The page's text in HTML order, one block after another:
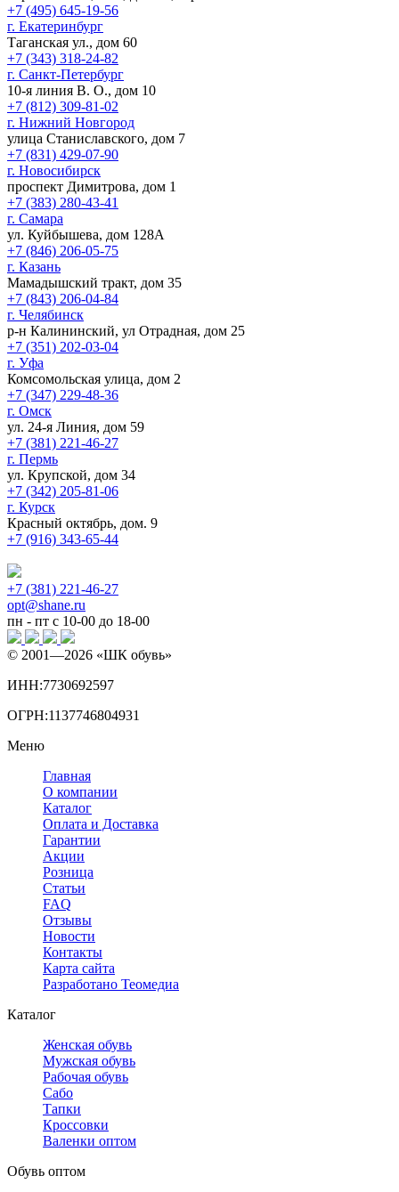
+7 (495) 645-19-56
г. Екатеринбург
Таганская ул., дом 60
+7 (343) 318-24-82
г. Санкт-Петербург
10-я линия В. О., дом 10
+7 (812) 309-81-02
г. Нижний Новгород
улица Станиславского, дом 7
+7 (831) 429-07-90
г. Новосибирск
проспект Димитрова, дом 1
+7 (383) 280-43-41
г. Самара
ул. Куйбышева, дом 128А
+7 (846) 206-05-75
г. Казань
Мамадышский тракт, дом 35
+7 (843) 206-04-84
г. Челябинск
р-н Калининский, ул Отрадная, дом 25
+7 (351) 202-03-04
г. Уфа
Комсомольская улица, дом 2
+7 (347) 229-48-36
г. Омск
ул. 24-я Линия, дом 59
+7 (381) 221-46-27
г. Пермь
ул. Крупской, дом 34
+7 (342) 205-81-06
г. Курск
Красный октябрь, дом. 9
+7 (916) 343-65-44
+7 (381) 221-46-27
opt@shane.ru
пн - пт с 10-00 до 18-00
© 2001—2026 «ШК обувь»
ИНН:7730692597
ОГРН:1137746804931
Меню
Главная
О компании
Каталог
Оплата и Доставка
Гарантии
Акции
Розница
Статьи
FAQ
Отзывы
Новости
Контакты
Карта сайта
Разработано Теомедиа
Каталог
Женская обувь
Мужская обувь
Рабочая обувь
Сабо
Тапки
Кроссовки
Валенки оптом
Обувь оптом